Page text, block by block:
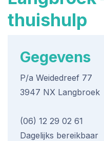
thuishulp
Gegevens
P/a Weidedreef 77
3947 NX Langbroek
(06) 12 29 02 61
Dagelijks bereikbaar